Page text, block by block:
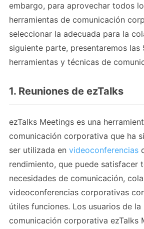
embargo, para aprovechar todos
herramientas de comunicación
seleccionar la adecuada para la
siguiente parte, presentaremos las
herramientas y técnicas de
1. Reuniones de ezTalks
ezTalks Meetings es una
comunicación corporativa que ha
ser utilizada en videoconferencias
rendimiento, que puede satisfacer
necesidades de comunicación,
videoconferencias corporativas
útiles funciones. Los usuarios de
comunicación corporativa ezTalks